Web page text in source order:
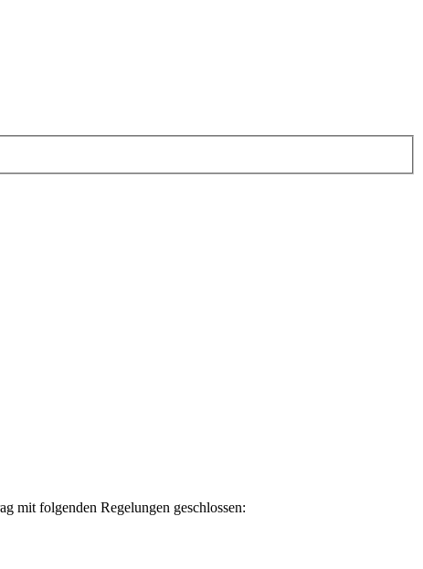
mit folgenden Regelungen geschlossen: